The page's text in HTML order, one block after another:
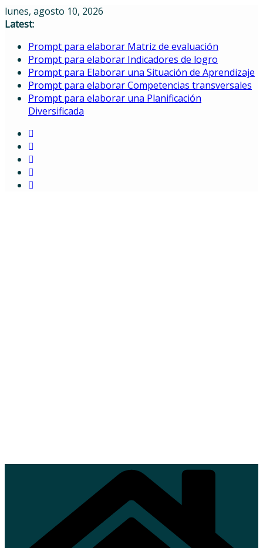
Skip
to
lunes, agosto 10, 2026
Latest:
Prompt para elaborar Matriz de evaluación
Prompt para elaborar Indicadores de logro
Prompt para Elaborar una Situación de Aprendizaje
Prompt para elaborar Competencias transversales
Prompt para elaborar una Planificación
Diversificada